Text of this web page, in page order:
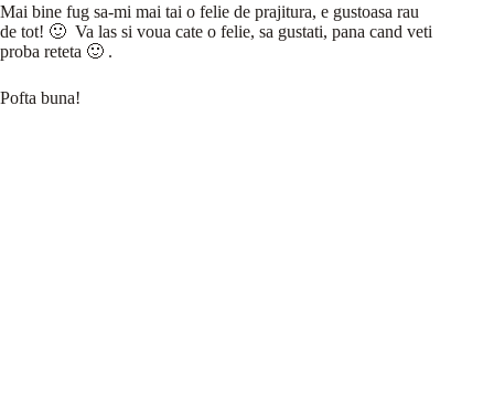
Mai bine fug sa-mi mai tai o felie de prajitura, e gustoasa rau
de tot! 🙂 Va las si voua cate o felie, sa gustati, pana cand veti
proba reteta 🙂 .
Pofta buna!